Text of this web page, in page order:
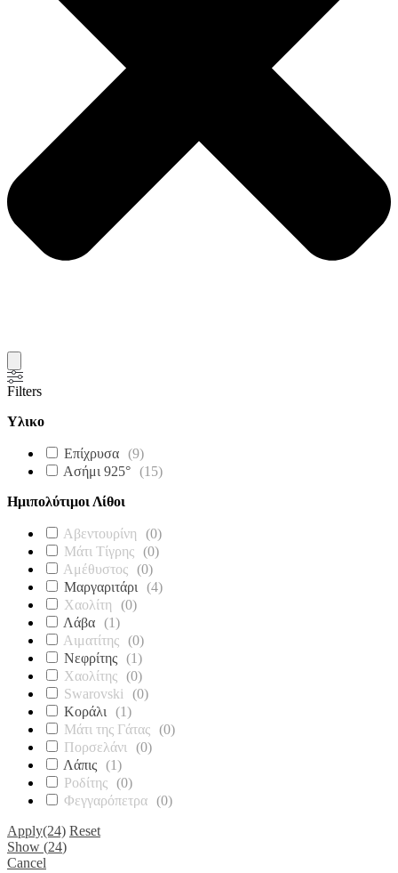
Filters
Υλικο
Επίχρυσα (9)
Ασήμι 925° (15)
Ημιπολύτιμοι Λίθοι
Αβεντουρίνη (0)
Μάτι Τίγρης (0)
Αμέθυστος (0)
Μαργαριτάρι
(4)
Χαολίτη
(0)
Λάβα (1)
Αιματίτης (0)
Νεφρίτης (1)
Χαολίτης (0)
Swarovski
(0)
Κοράλι
(1)
Μάτι της Γάτας (0)
Πορσελάνι
(0)
Λάπις (1)
Ροδίτης (0)
Φεγγαρόπετρα (0)
Apply(24) Reset
Show (24)
Cancel